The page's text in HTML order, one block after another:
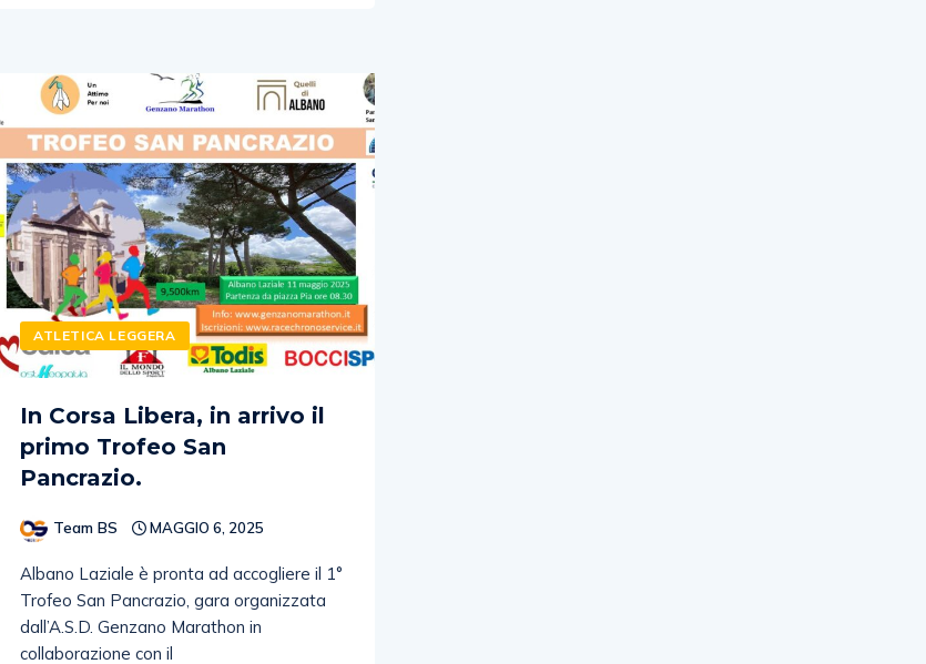
ATLETICA LEGGERA
In Corsa Libera, in arrivo il
primo Trofeo San
Pancrazio.
Team BS MAGGIO 6, 2025
Albano Laziale è pronta ad accogliere il 1°
Trofeo San Pancrazio, gara organizzata
dall’A.S.D. Genzano Marathon in
collaborazione con il